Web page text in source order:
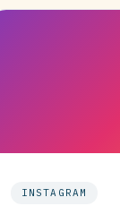
INSTAGRAM